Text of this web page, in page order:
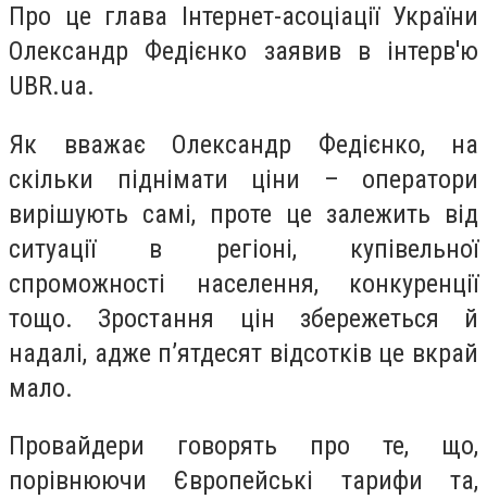
Про це глава Інтернет-асоціації України
Олександр Федієнко заявив в інтерв'ю
UBR.ua.
Як вважає Олександр Федієнко, на
скільки піднімати ціни – оператори
вирішують самі, проте це залежить від
ситуації в регіоні, купівельної
спроможності населення, конкуренції
тощо. Зростання цін збережеться й
надалі, адже п’ятдесят відсотків це вкрай
мало.
Провайдери говорять про те, що,
порівнюючи Європейські тарифи та,